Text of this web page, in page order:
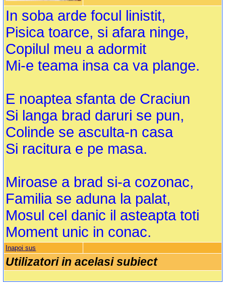
In soba arde focul linistit,
Pisica toarce, si afara ninge,
Copilul meu a adormit
Mi-e teama insa ca va plange.
E noaptea sfanta de Craciun
Si langa brad daruri se pun,
Colinde se asculta-n casa
Si racitura e pe masa.
Miroase a brad si-a cozonac,
Familia se aduna la palat,
Mosul cel danic il asteapta toti
Moment unic in conac.
Inapoi sus
Utilizatori in acelasi subiect